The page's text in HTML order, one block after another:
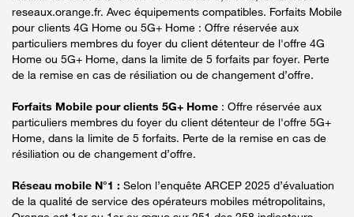
reseaux.orange.fr. Avec équipements compatibles. Forfaits Mobile
pour clients 4G Home ou 5G+ Home : Offre réservée aux
particuliers membres du foyer du client détenteur de l'offre 4G
Home ou 5G+ Home, dans la limite de 5 forfaits par foyer. Perte
de la remise en cas de résiliation ou de changement d’offre.
Forfaits Mobile pour clients 5G+ Home : Offre réservée aux
particuliers membres du foyer du client détenteur de l'offre 5G+
Home, dans la limite de 5 forfaits. Perte de la remise en cas de
résiliation ou de changement d’offre.
Réseau mobile N°1 : Selon l’enquête ARCEP 2025 d’évaluation
de la qualité de service des opérateurs mobiles métropolitains,